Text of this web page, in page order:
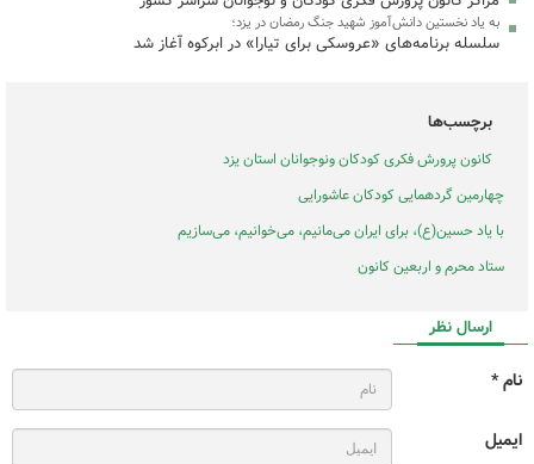
به یاد نخستین دانش‌آموز شهید جنگ رمضان در یزد؛
سلسله برنامه‌های «عروسکی برای تیارا» در ابرکوه آغاز شد
برچسب‌ها
کانون پرورش فکری کودکان ونوجوانان استان یزد
چهارمین گردهمایی کودکان عاشورایی
با یاد حسین(ع)، برای ایران می‌مانیم، می‌خوانیم، می‌سازیم
ستاد محرم و اربعین کانون
ارسال نظر
نام *
ایمیل